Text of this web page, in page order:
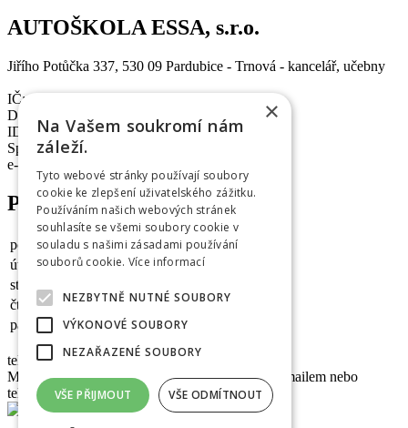
AUTOŠKOLA ESSA, s.r.o.
Jiřího Potůčka 337, 530 09 Pardubice - Trnová - kancelář, učebny
IČ: 04580613
DIČ:CZ04580613
ID datové schránky: 5ydcgwc
Společnost je vedena u Krajského soudu v HK.
e-mail:
Provozní doba:
pondělí:
10:30 - 16:00
úterý:
10:30 - 16:00
středa:
čtvrtek:
10:30 - 16:00
pátek:
10:30 - 13:30
tel:
777 227 878
Mimo provozní dobu nás, prosím, kontaktujte e-mailem nebo
telefonicky. Děkujeme :-)
×
Na Vašem soukromí nám
záleží.
Tyto webové stránky používají soubory
cookie ke zlepšení uživatelského zážitku.
Používáním našich webových stránek
souhlasíte se všemi soubory cookie v
souladu s našimi zásadami používání
souborů cookie. Více informací
NEZBYTNĚ NUTNÉ SOUBORY
VÝKONOVÉ SOUBORY
NEZAŘAZENÉ SOUBORY
VŠE PŘIJMOUT VŠE ODMÍTNOUT